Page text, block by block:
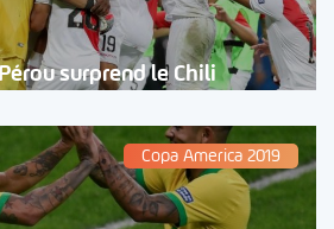
surprend le Chili
Copa America 2019